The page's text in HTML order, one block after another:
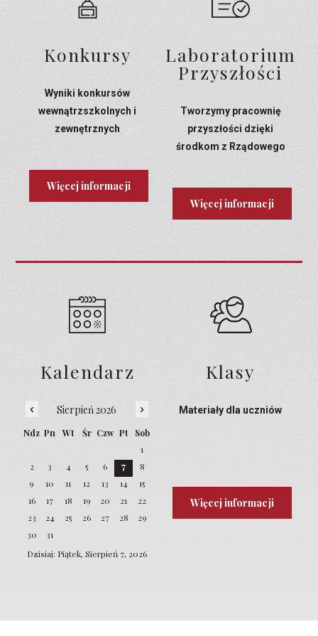
Konkursy
Wyniki konkursów
wewnątrzszkolnych i
zewnętrznych
Więcej informacji
Laboratorium
Przyszłości
Tworzymy pracownię
przyszłości dzięki
środkom z Rządowego
Więcej informacji
Kalendarz
‹ Sierpień 2026 ›
Ndz Pn Wt Śr Czw Pt
Sob
1
2
3 4 5 6 7
8
9
10 11 12 13 14
15
16
17 18 19 20 21
22
23
24 25 26 27 28
29
30
31
Dzisiaj: Piątek, Sierpień 7, 2026
Klasy
Materiały dla uczniów
Więcej informacji